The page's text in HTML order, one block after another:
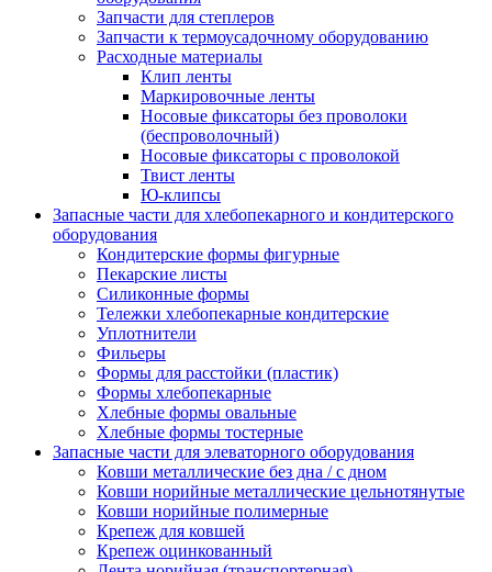
Запчасти для степлеров
Запчасти к термоусадочному оборудованию
Расходные материалы
Клип ленты
Маркировочные ленты
Носовые фиксаторы без проволоки
(беспроволочный)
Носовые фиксаторы с проволокой
Твист ленты
Ю-клипсы
Запасные части для хлебопекарного и кондитерского
оборудования
Кондитерские формы фигурные
Пекарские листы
Силиконные формы
Тележки хлебопекарные кондитерские
Уплотнители
Фильеры
Формы для расстойки (пластик)
Формы хлебопекарные
Хлебные формы овальные
Хлебные формы тостерные
Запасные части для элеваторного оборудования
Ковши металлические без дна / с дном
Ковши норийные металлические цельнотянутые
Ковши норийные полимерные
Крепеж для ковшей
Крепеж оцинкованный